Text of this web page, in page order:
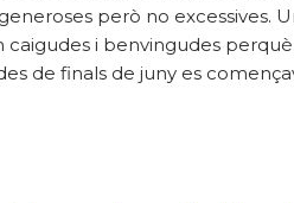
però no excessives.
caigudes i benvingudes
de finals de juny es